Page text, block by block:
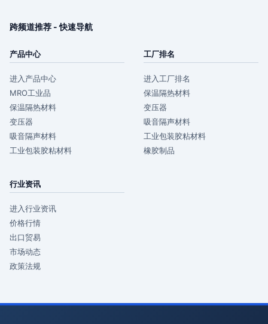
跨频道推荐 - 快速导航
产品中心
进入产品中心
MRO工业品
保温隔热材料
变压器
吸音隔声材料
工业包装胶粘材料
工厂排名
进入工厂排名
保温隔热材料
变压器
吸音隔声材料
工业包装胶粘材料
橡胶制品
行业资讯
进入行业资讯
价格行情
出口贸易
市场动态
政策法规